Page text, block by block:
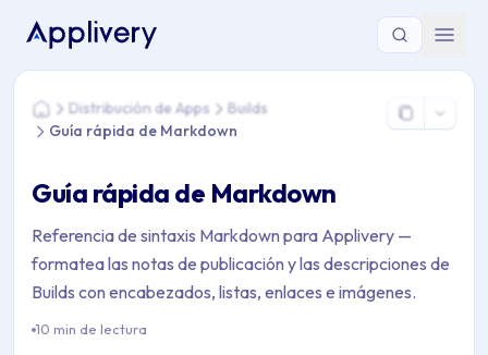
Estás aquí: Home > Distribución de Apps > Builds > Guía
HomeDistribución de Apps
Builds
Guía rápida de Markdown
Guía rápida de Markdown
Referencia de sintaxis Markdown para Applivery —
formatea las notas de publicación y las descripciones de
Builds con encabezados, listas, enlaces e imágenes.
10 min de lectura